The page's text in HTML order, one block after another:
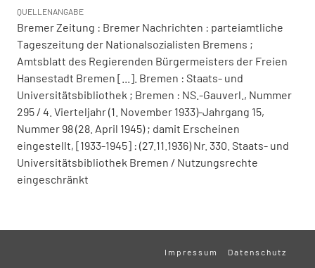
QUELLENANGABE
Bremer Zeitung : Bremer Nachrichten : parteiamtliche
Tageszeitung der Nationalsozialisten Bremens ;
Amtsblatt des Regierenden Bürgermeisters der Freien
Hansestadt Bremen [...]. Bremen : Staats- und
Universitätsbibliothek ; Bremen : NS.-Gauverl., Nummer
295 / 4. Vierteljahr (1. November 1933)-Jahrgang 15,
Nummer 98 (28. April 1945) ; damit Erscheinen
eingestellt, [1933-1945] : (27.11.1936) Nr. 330. Staats- und
Universitätsbibliothek Bremen / Nutzungsrechte
eingeschränkt
Impressum Datenschutz